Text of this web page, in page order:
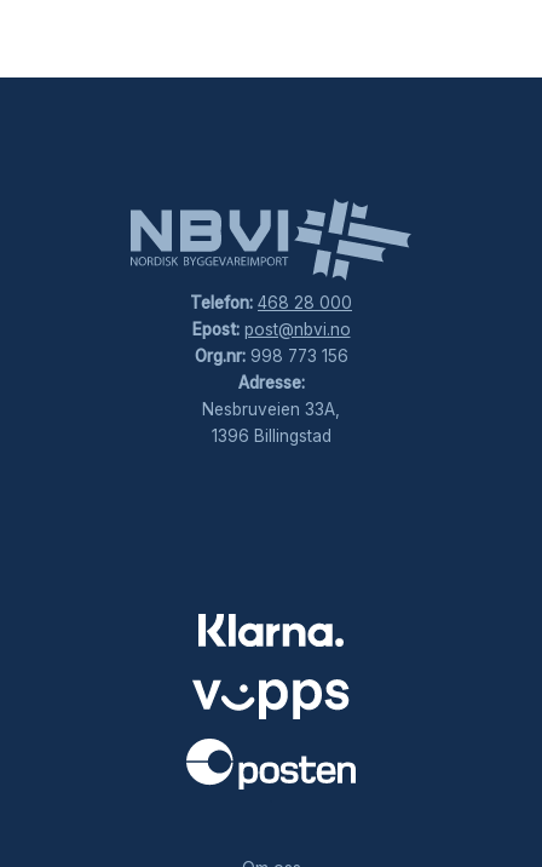
Telefon: 468 28 000
Epost: post@nbvi.no
Org.nr:998 773 156
Adresse:
Nesbruveien 33A,
1396 Billingstad